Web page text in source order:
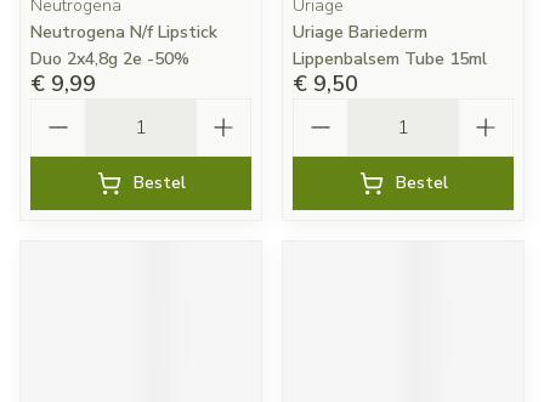
Neutrogena
Neutrogena N/f Lipstick
Duo 2x4,8g 2e -50%
€ 9,99
Bestel
Uriage
Uriage Bariederm
Lippenbalsem Tube 15ml
€ 9,50
Bestel